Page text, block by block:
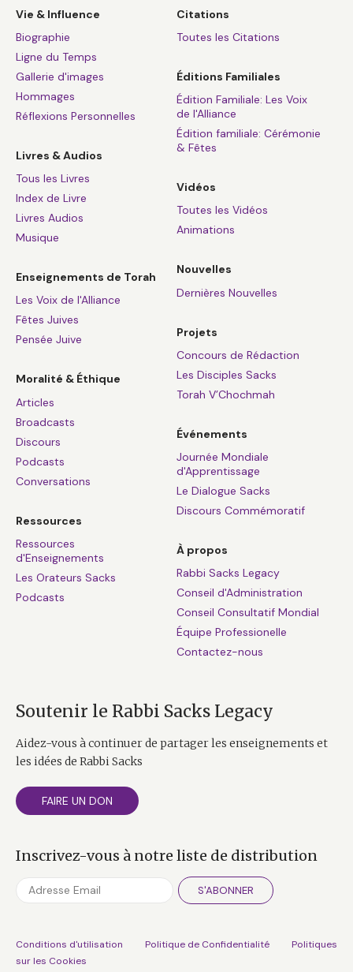
Vie & Influence
Biographie
Ligne du Temps
Gallerie d'images
Hommages
Réflexions Personnelles
Livres & Audios
Tous les Livres
Index de Livre
Livres Audios
Musique
Enseignements de Torah
Les Voix de l'Alliance
Fêtes Juives
Pensée Juive
Moralité & Éthique
Articles
Broadcasts
Discours
Podcasts
Conversations
Ressources
Ressources
d'Enseignements
Les Orateurs Sacks
Podcasts
Citations
Toutes les Citations
Éditions Familiales
Édition Familiale: Les Voix
de l'Alliance
Édition familiale: Cérémonie
& Fêtes
Vidéos
Toutes les Vidéos
Animations
Nouvelles
Dernières Nouvelles
Projets
Concours de Rédaction
Les Disciples Sacks
Torah V’Chochmah
Événements
Journée Mondiale
d'Apprentissage
Le Dialogue Sacks
Discours Commémoratif
À propos
Rabbi Sacks Legacy
Conseil d'Administration
Conseil Consultatif Mondial
Équipe Professionelle
Contactez-nous
Soutenir le Rabbi Sacks Legacy
Aidez-vous à continuer de partager les enseignements et
les idées de Rabbi Sacks
FAIRE UN DON
Inscrivez-vous à notre liste de distribution
S'ABONNER
Conditions d'utilisation Politique de Confidentialité
Politiques
sur les Cookies